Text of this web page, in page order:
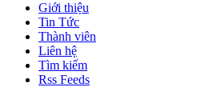
Giới thiệu
Tin Tức
Thành viên
Liên hệ
Tìm kiếm
Rss Feeds